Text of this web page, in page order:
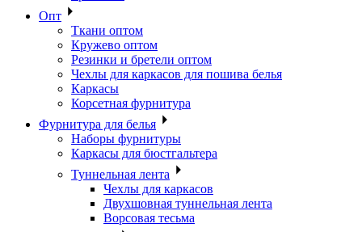
Опт
Ткани оптом
Кружево оптом
Резинки и бретели оптом
Чехлы для каркасов для пошива белья
Каркасы
Корсетная фурнитура
Фурнитура для белья
Наборы фурнитуры
Каркасы для бюстгальтера
Туннельная лента
Чехлы для каркасов
Двухшовная туннельная лента
Ворсовая тесьма